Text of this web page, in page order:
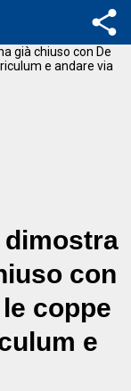
con
coppe
e